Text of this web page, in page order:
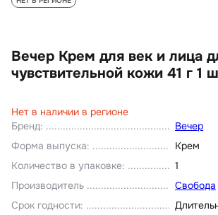
Вечер Крем для век и лица
чувствительной кожи 41 г 1
Бренд:
Вечер
Форма выпуска:
Крем
Количество в упаковке:
1
Производитель
Свобода
Срок годности:
Нет в наличии в регионе